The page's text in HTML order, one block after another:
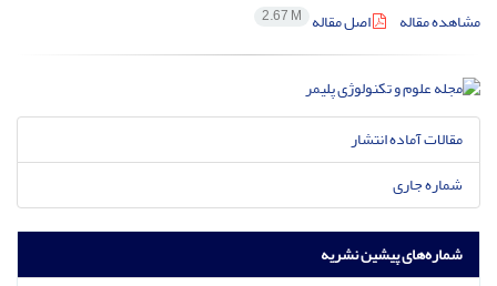
مشاهده مقاله
اصل مقاله 2.67 M
مقالات آماده انتشار
شماره جاری
شماره‌های پیشین نشریه